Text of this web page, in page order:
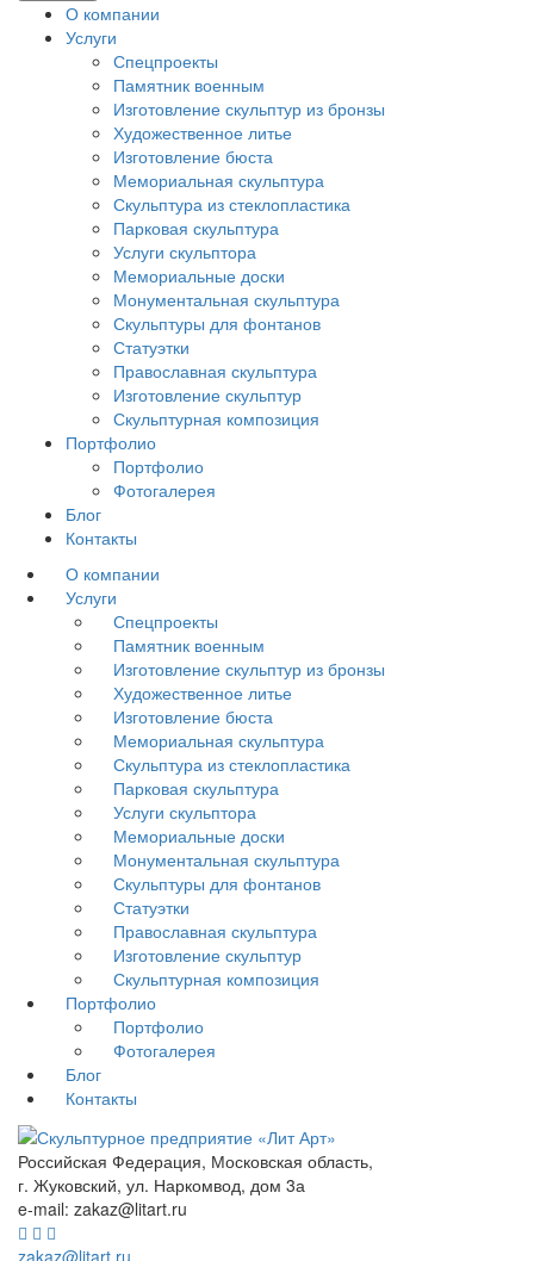
О компании
Услуги
Спецпроекты
Памятник военным
Изготовление скульптур из бронзы
Художественное литье
Изготовление бюста
Мемориальная скульптура
Скульптура из стеклопластика
Парковая скульптура
Услуги скульптора
Мемориальные доски
Монументальная скульптура
Скульптуры для фонтанов
Статуэтки
Православная скульптура
Изготовление скульптур
Скульптурная композиция
Портфолио
Портфолио
Фотогалерея
Блог
Контакты
О компании
Услуги
Спецпроекты
Памятник военным
Изготовление скульптур из бронзы
Художественное литье
Изготовление бюста
Мемориальная скульптура
Скульптура из стеклопластика
Парковая скульптура
Услуги скульптора
Мемориальные доски
Монументальная скульптура
Скульптуры для фонтанов
Статуэтки
Православная скульптура
Изготовление скульптур
Скульптурная композиция
Портфолио
Портфолио
Фотогалерея
Блог
Контакты
Российская Федерация, Московская область,
г. Жуковский, ул. Наркомвод, дом 3а
e-mail: zakaz@litart.ru
zakaz@litart.ru